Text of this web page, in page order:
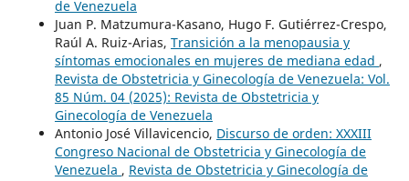
de Venezuela
Juan P. Matzumura-Kasano, Hugo F. Gutiérrez-Crespo,
Raúl A. Ruiz-Arias, Transición a la menopausia y
síntomas emocionales en mujeres de mediana edad ,
Revista de Obstetricia y Ginecología de Venezuela: Vol.
85 Núm. 04 (2025): Revista de Obstetricia y
Ginecología de Venezuela
Antonio José Villavicencio, Discurso de orden: XXXIII
Congreso Nacional de Obstetricia y Ginecología de
Venezuela , Revista de Obstetricia y Ginecología de